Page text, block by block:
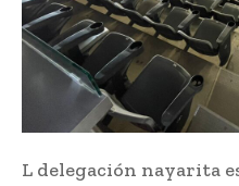
L delegación nayarita